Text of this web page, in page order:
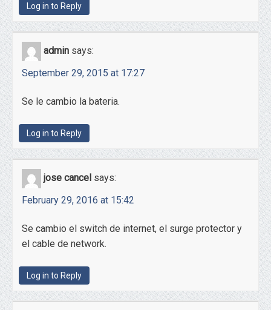
Log in to Reply
admin says:
September 29, 2015 at 17:27
Se le cambio la bateria.
Log in to Reply
jose cancel says:
February 29, 2016 at 15:42
Se cambio el switch de internet, el surge protector y
el cable de network.
Log in to Reply